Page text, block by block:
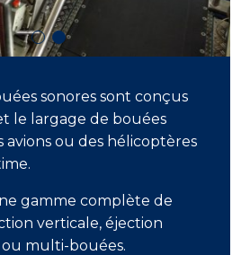
sonores sont conçus
le largage de bouées
avions ou des hélicoptères
gamme complète de
verticale, éjection
multi-bouées.